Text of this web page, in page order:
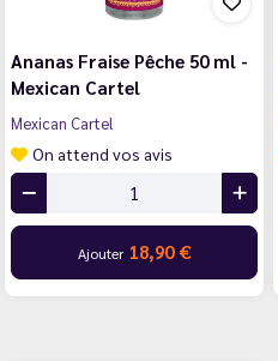
Ananas Fraise Pêche 50 ml -
Mexican Cartel
Mexican Cartel
On attend vos avis
Ajouter 18,90 €